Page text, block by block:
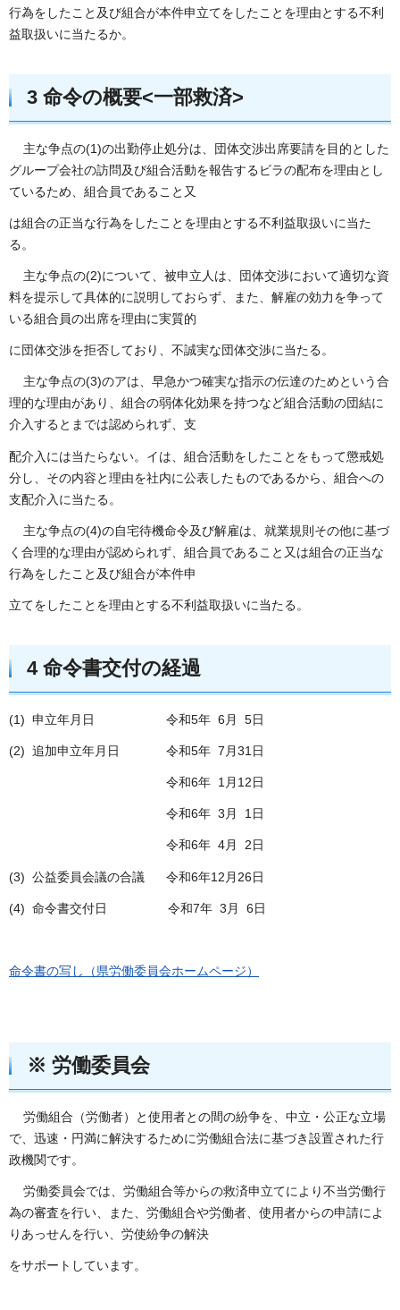
行為をしたこと及び組合が本件申立てをしたことを理由とする不利
益取扱いに当たるか。
3 命令の概要<一部救済>
主な争点の(1)の出勤停止処分は、団体交渉出席要請を目的とした
グループ会社の訪問及び組合活動を報告するビラの配布を理由とし
ているため、組合員であること又
は組合の正当な行為をしたことを理由とする不利益取扱いに当た
る。
主な争点の(2)について、被申立人は、団体交渉において適切な資
料を提示して具体的に説明しておらず、また、解雇の効力を争って
いる組合員の出席を理由に実質的
に団体交渉を拒否しており、不誠実な団体交渉に当たる。
主な争点の(3)のアは、早急かつ確実な指示の伝達のためという合
理的な理由があり、組合の弱体化効果を持つなど組合活動の団結に
介入するとまでは認められず、支
配介入には当たらない。イは、組合活動をしたことをもって懲戒処
分し、その内容と理由を社内に公表したものであるから、組合への
支配介入に当たる。
主な争点の(4)の自宅待機命令及び解雇は、就業規則その他に基づ
く合理的な理由が認められず、組合員であること又は組合の正当な
行為をしたこと及び組合が本件申
立てをしたことを理由とする不利益取扱いに当たる。
4 命令書交付の経過
(1) 申立年月日 令和5年 6月 5日
(2) 追加申立年月日 令和5年 7月31日
令和6年 1月12日
令和6年 3月 1日
令和6年 4月 2日
(3) 公益委員会議の合議 令和6年12月26日
(4) 命令書交付日 令和7年 3月 6日
命令書の写し（県労働委員会ホームページ）
※ 労働委員会
労働組合（労働者）と使用者との間の紛争を、中立・公正な立場
で、迅速・円満に解決するために労働組合法に基づき設置された行
政機関です。
労働委員会では、労働組合等からの救済申立てにより不当労働行
為の審査を行い、また、労働組合や労働者、使用者からの申請によ
りあっせんを行い、労使紛争の解決
をサポートしています。